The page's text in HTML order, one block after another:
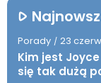
Porady / 23
Kim jest
się tak dużą